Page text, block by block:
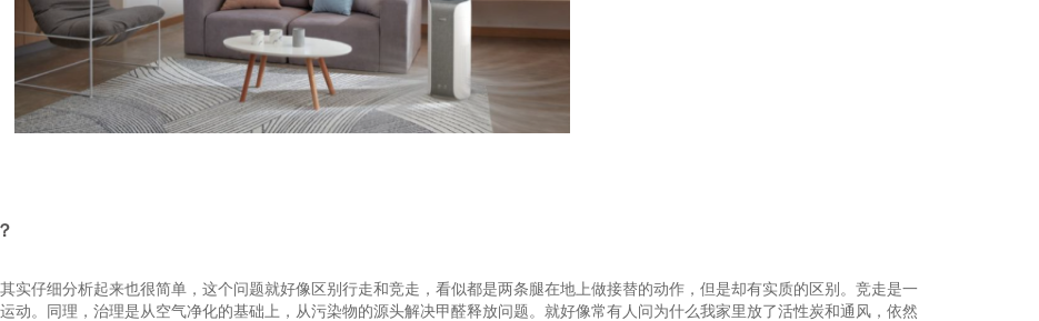
仔细分析起来也很简单，这个问题就好像区别行走和竞走，看似都是两条腿在地上做接替的动作，但是却有实质的区别。竞走是一
动。同理，治理是从空气净化的基础上，从污染物的源头解决甲醛释放问题。就好像常有人问为什么我家里放了活性炭和通风，依然